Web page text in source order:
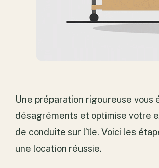
Une préparation rigoureuse vous
désagréments et optimise votre
de conduite sur l’île. Voici les
une location réussie.